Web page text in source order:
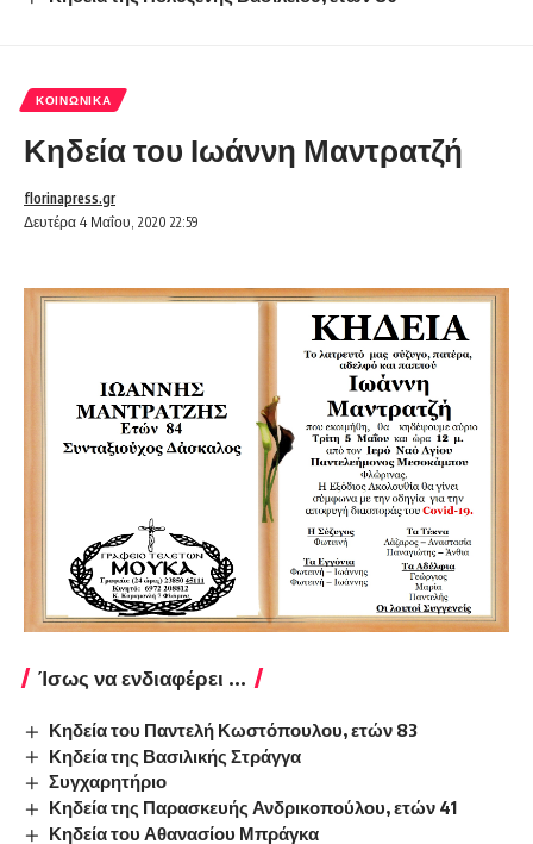
ΚΟΙΝΩΝΙΚΆ
Κηδεία του Ιωάννη Μαντρατζή
Δευτέρα 4 Μαΐου, 2020 22:59
florinapress.gr
Ίσως να ενδιαφέρει ...
Κηδεία του Παντελή Κωστόπουλου, ετών 83
Κηδεία της Βασιλικής Στράγγα
Συγχαρητήριο
Κηδεία της Παρασκευής Ανδρικοπούλου, ετών 41
Κηδεία του Αθανασίου Μπράγκα